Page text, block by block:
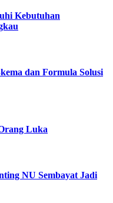
Kebutuhan
dan Formula Solusi
Luka
NU Sembayat Jadi